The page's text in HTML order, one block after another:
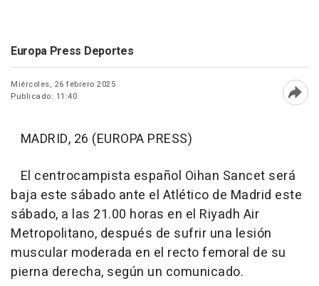
Europa Press Deportes
Miércoles, 26 febrero 2025
Publicado: 11:40
MADRID, 26 (EUROPA PRESS)
El centrocampista español Oihan Sancet será
baja este sábado ante el Atlético de Madrid este
sábado, a las 21.00 horas en el Riyadh Air
Metropolitano, después de sufrir una lesión
muscular moderada en el recto femoral de su
pierna derecha, según un comunicado.